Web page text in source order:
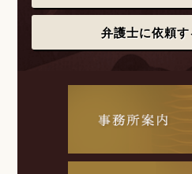
弁護士に依頼